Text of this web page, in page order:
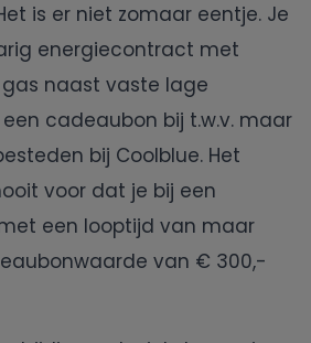
is er niet zomaar eentje. Je
energiecontract met
naast vaste lage
cadeaubon bij t.w.v. maar
bij Coolblue. Het
voor dat je bij een
een looptijd van maar
van € 300,-